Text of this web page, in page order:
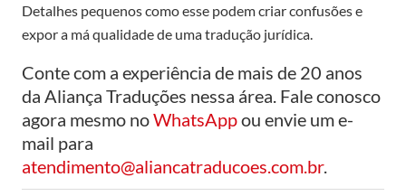
Detalhes pequenos como esse podem criar confusões e
expor a má qualidade de uma tradução jurídica.
Conte com a experiência de mais de 20 anos
da Aliança Traduções nessa área. Fale conosco
agora mesmo noWhatsAppou envie um e-
mail para
atendimento@aliancatraducoes.com.br.